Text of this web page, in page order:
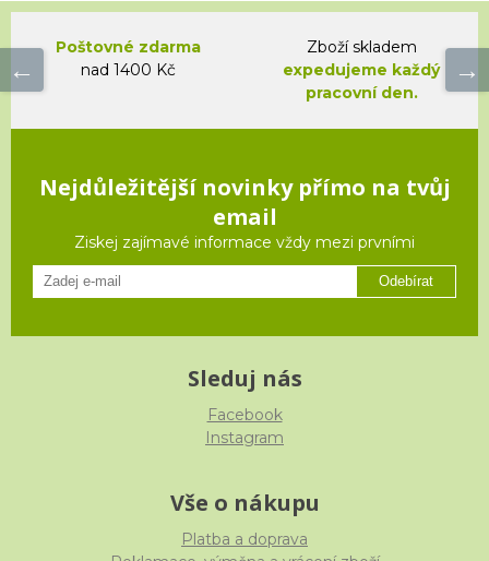
Poštovné zdarma
nad 1400 Kč
Zboží skladem
expedujeme každý
pracovní den.
Nejdůležitější novinky přímo na tvůj
email
Ziskej zajímavé informace vždy mezi prvními
Odebírat
Sleduj nás
Facebook
Instagram
Vše o nákupu
Platba a doprava